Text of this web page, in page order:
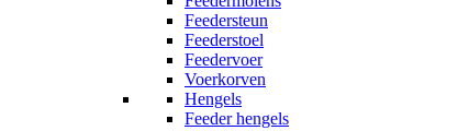
Feedersteun
Feederstoel
Feedervoer
Voerkorven
Hengels
Feeder hengels